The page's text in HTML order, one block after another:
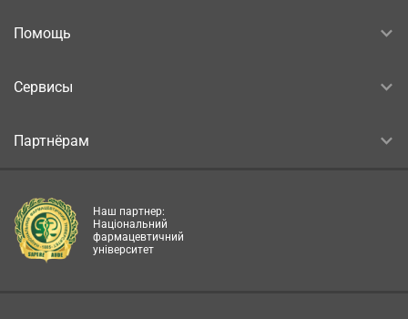
Помощь
Сервисы
Партнёрам
Наш партнер:
Національний
фармацевтичний
університет